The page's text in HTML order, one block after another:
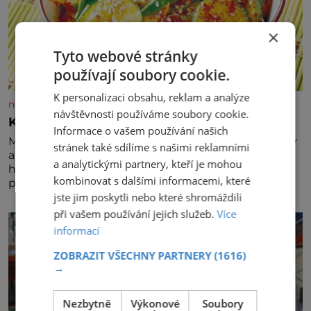
nejsemsama.cz
Korejský okurkový salát
Máte rádi pikantní chutě? Pak zkuste tento křupavý
a osvěžující korejský okurkový salát, který máte
hotový jen za pouhých 15 minut. Na 2 porce
potřebujete: ✿ 1 salátovou okurku ✿ 1 lžičku soli ✿ 1
stroužek česneku ✿ 1 lžíci sójové omáčky ✿ 1 lžíci
rýžového octa ✿ 1 lžičku sezamového oleje ✿ 1 lžičku
chilli ✿ 1 lžičku cukru ✿ 1 jarní cibulku ✿ 1 lžíci
sezamových semínek
×
Tyto webové stránky
používají soubory cookie.
K personalizaci obsahu, reklam a analýze
návštěvnosti používáme soubory cookie.
Informace o vašem používání našich
stránek také sdílíme s našimi reklamními
a analytickými partnery, kteří je mohou
kombinovat s dalšími informacemi, které
jste jim poskytli nebo které shromáždili
při vašem používání jejich služeb.Více
informací
ZOBRAZIT VŠECHNY PARTNERY(1616)
→
Nezbytně
Výkonové
Soubory